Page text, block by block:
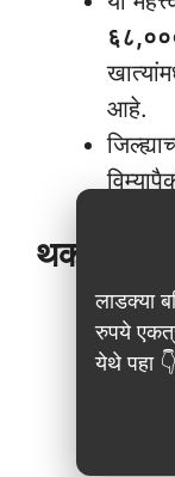
आहे.
थकीत
थकीत
असलेले
हे
लाडक्या
रुपये
येथे पहा